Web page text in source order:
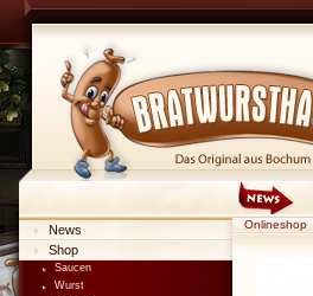
News
Shop
Saucen
Wurst
Onlineshop